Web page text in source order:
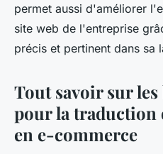
permet aussi d'améliorer
site web de l'entreprise
précis et pertinent dans sa
Tout savoir sur
pour la traduction
en e-commerce